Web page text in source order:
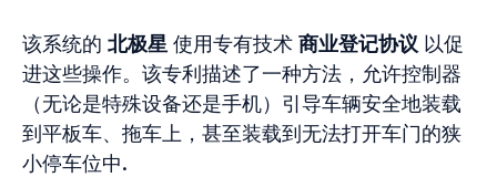
该系统的 北极星 使用专有技术 商业登记协议 以促
进这些操作。该专利描述了一种方法，允许控制器
（无论是特殊设备还是手机）引导车辆安全地装载
到平板车、拖车上，甚至装载到无法打开车门的狭
小停车位中.